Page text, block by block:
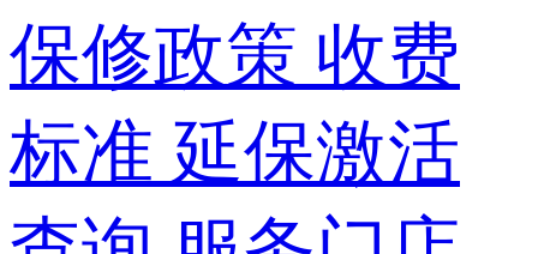
保修政策 收费
标准 延保激活